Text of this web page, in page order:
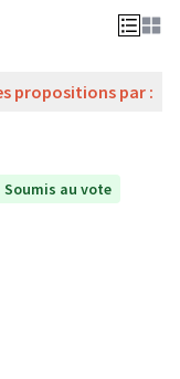
propositions par :
Soumis au vote